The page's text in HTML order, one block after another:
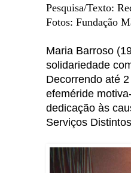
Pesquisa/Texto:
Fotos: Fundação
Maria Barroso
solidariedade
Decorrendo até
efeméride
dedicação às
Serviços